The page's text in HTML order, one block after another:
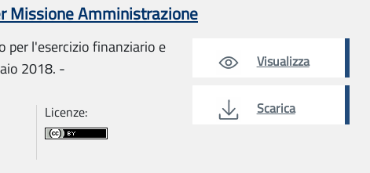
Missione Amministrazione
per l'esercizio finanziario e
2018. -
Licenze:
Visualizza
Scarica